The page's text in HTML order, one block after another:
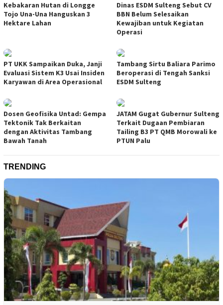
Kebakaran Hutan di Longge
Tojo Una-Una Hanguskan 3
Hektare Lahan
Dinas ESDM Sulteng Sebut CV
BBN Belum Selesaikan
Kewajiban untuk Kegiatan
Operasi
PT UKK Sampaikan Duka, Janji
Evaluasi Sistem K3 Usai Insiden
Karyawan di Area Operasional
Tambang Sirtu Baliara Parimo
Beroperasi di Tengah Sanksi
ESDM Sulteng
Dosen Geofisika Untad: Gempa
Tektonik Tak Berkaitan
dengan Aktivitas Tambang
Bawah Tanah
JATAM Gugat Gubernur Sulteng
Terkait Dugaan Pembiaran
Tailing B3 PT QMB Morowali ke
PTUN Palu
TRENDING